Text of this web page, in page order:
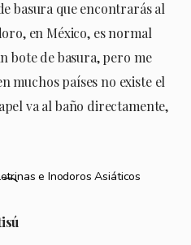
basura que encontrarás al
en México, es normal
bote de basura, pero me
muchos países no existe el
va al baño directamente,